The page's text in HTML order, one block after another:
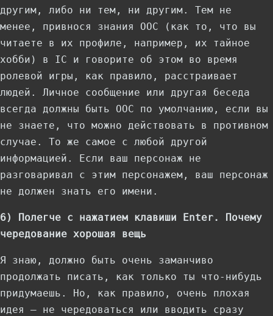
другим, либо ни тем, ни другим. Тем не
менее, привнося знания OOC (как то, что вы
читаете в их профиле, например, их тайное
хобби) в IC и говорите об этом во время
ролевой игры, как правило, расстраивает
людей. Личное сообщение или другая беседа
всегда должны быть OOC по умолчанию, если вы
не знаете, что можно действовать в противном
случае. То же самое с любой другой
информацией. Если ваш персонаж не
разговаривал с этим персонажем, ваш персонаж
не должен знать его имени.
6) Полегче с нажатием клавиши Enter. Почему
чередование хорошая вещь
Я знаю, должно быть очень заманчиво
продолжать писать, как только ты что-нибудь
придумаешь. Но, как правило, очень плохая
идея — не чередоваться или вводить сразу